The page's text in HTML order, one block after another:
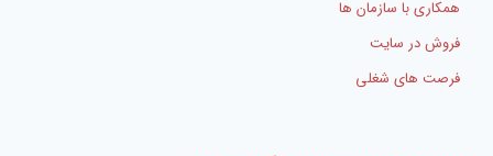
همکاری با سازمان ها
فروش در سایت
فرصت های شغلی